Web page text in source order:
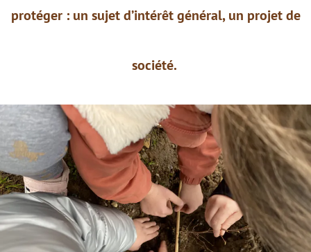
protéger : un sujetd’intérêt général, un projet de
société.